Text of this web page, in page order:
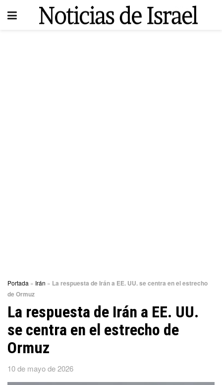
Portada » Irán » La respuesta de Irán a EE. UU. se centra en el estrecho
de Ormuz
La respuesta de Irán a EE. UU.
se centra en el estrecho de
Ormuz
10 de mayo de 2026